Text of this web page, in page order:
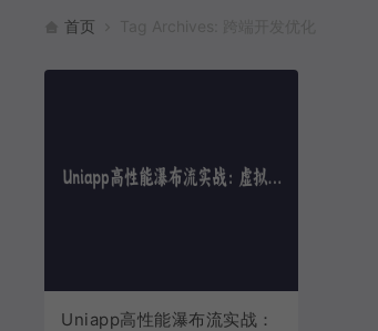
首页
Uniapp高性能瀑布流实战：